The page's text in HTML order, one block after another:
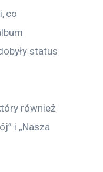
co
status
również
i „Nasza